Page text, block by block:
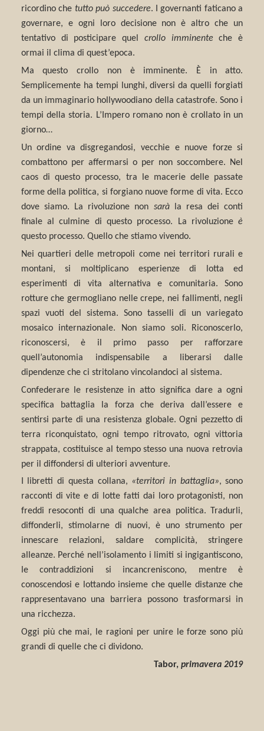
ricordino che tutto può succedere. I governanti faticano a
governare, e ogni loro decisione non è altro che un
tentativo di posticipare quel crollo imminente che è
ormai il clima di quest’epoca.
Ma questo crollo non è imminente. È in atto.
Semplicemente ha tempi lunghi, diversi da quelli forgiati
da un immaginario hollywoodiano della catastrofe. Sono i
tempi della storia. L’Impero romano non è crollato in un
giorno…
Un ordine va disgregandosi, vecchie e nuove forze si
combattono per affermarsi o per non soccombere. Nel
caos di questo processo, tra le macerie delle passate
forme della politica, si forgiano nuove forme di vita. Ecco
dove siamo. La rivoluzione non saràla resa dei conti
finale al culmine di questo processo. La rivoluzioneè
questo processo. Quello che stiamo vivendo.
Nei quartieri delle metropoli come nei territori rurali e
montani, si moltiplicano esperienze di lotta ed
esperimenti di vita alternativa e comunitaria. Sono
rotture che germogliano nelle crepe, nei fallimenti, negli
spazi vuoti del sistema. Sono tasselli di un variegato
mosaico internazionale. Non siamo soli. Riconoscerlo,
riconoscersi, è il primo passo per rafforzare
quell’autonomia indispensabile a liberarsi dalle
dipendenze che ci stritolano vincolandoci al sistema.
Confederare le resistenze in atto significa dare a ogni
specifica battaglia la forza che deriva dall’essere e
sentirsi parte di una resistenza globale. Ogni pezzetto di
terra riconquistato, ogni tempo ritrovato, ogni vittoria
strappata, costituisce al tempo stesso una nuova retrovia
per il diffondersi di ulteriori avventure.
I libretti di questa collana, «territori in battaglia», sono
racconti di vite e di lotte fatti dai loro protagonisti, non
freddi resoconti di una qualche area politica. Tradurli,
diffonderli, stimolarne di nuovi, è uno strumento per
innescare relazioni, saldare complicità, stringere
alleanze. Perché nell’isolamento i limiti si ingigantiscono,
le contraddizioni si incancreniscono, mentre è
conoscendosi e lottando insieme che quelle distanze che
rappresentavano una barriera possono trasformarsi in
una ricchezza.
Oggi più che mai, le ragioni per unire le forze sono più
grandi di quelle che ci dividono.
Tabor,primavera 2019